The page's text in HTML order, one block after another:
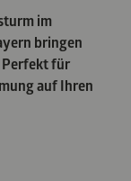
im
bringen
Perfekt für
auf Ihren